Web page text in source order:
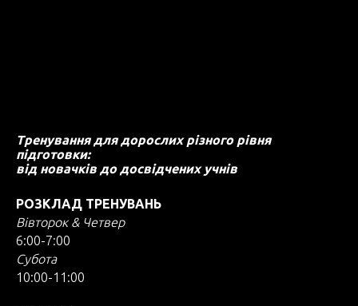
Тренування для дорослих різного рівня
підготовки:
від новачків до досвідчених учнів
РОЗКЛАД ТРЕНУВАНЬ
Вівторок & Четвер
6:00-7:00
Субота
10:00-11:00